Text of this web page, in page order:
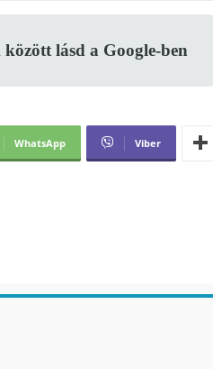
lásd a Google-ben
WhatsApp Viber